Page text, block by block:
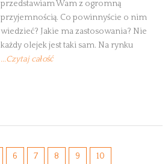
przedstawiam Wam z ogromną
przyjemnością. Co powinnyście o nim
wiedzieć? Jakie ma zastosowania? Nie
każdy olejek jest taki sam. Na rynku
...Czytaj całość
6 7 8 9 10